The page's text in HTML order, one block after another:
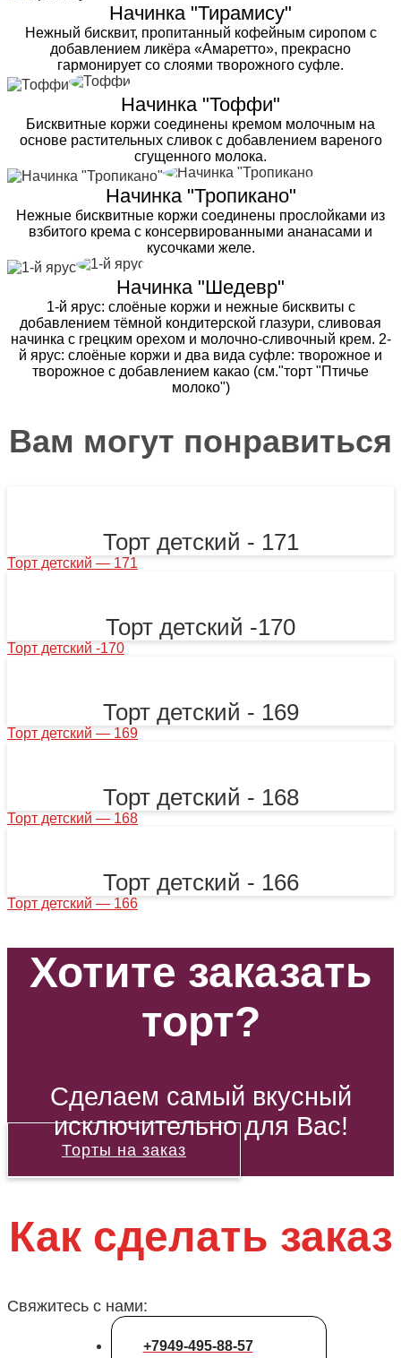
Начинка "Тирамису"
Нежный бисквит, пропитанный кофейным сиропом с
добавлением ликёра «Амаретто», прекрасно
гармонирует со слоями творожного суфле.
Начинка "Тоффи"
Бисквитные коржи соединены кремом молочным на
основе растительных сливок с добавлением вареного
сгущенного молока.
Начинка "Тропикано"
Нежные бисквитные коржи соединены прослойками из
взбитого крема с консервированными ананасами и
кусочками желе.
Начинка "Шедевр"
1-й ярус: слоёные коржи и нежные бисквиты с
добавлением тёмной кондитерской глазури, сливовая
начинка с грецким орехом и молочно-сливочный крем. 2-
й ярус: слоёные коржи и два вида суфле: творожное и
творожное с добавлением какао (см."торт "Птичье
молоко")
Вам могут понравиться
Торт детский - 171
Торт детский — 171
Торт детский -170
Торт детский -170
Торт детский - 169
Торт детский — 169
Торт детский - 168
Торт детский — 168
Торт детский - 166
Торт детский — 166
Хотите заказать
торт?
Сделаем самый вкусный
исключительно для Вас!
Торты на заказ
Как сделать заказ
Свяжитесь с нами:
+7949-495-88-57